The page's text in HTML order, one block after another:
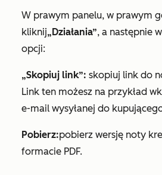
W prawym panelu, w prawym
kliknij„Działania”, a następnie
opcji:
„Skopiuj link”: skopiuj link do
Link ten możesz na przykład
e-mail wysyłanej do
Pobierz:pobierz wersję noty
formacie PDF.